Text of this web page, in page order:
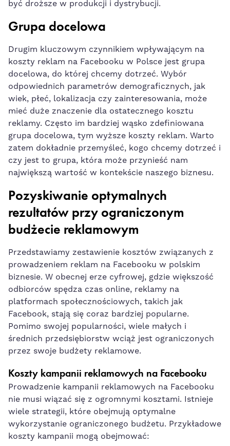
być droższe w produkcji i dystrybucji.
Grupa docelowa
Drugim kluczowym czynnikiem wpływającym na
koszty reklam na Facebooku w Polsce⁣ jest grupa
docelowa, do której chcemy dotrzeć. Wybór
odpowiednich parametrów demograficznych, jak
wiek, płeć, lokalizacja czy ⁢zainteresowania, może
mieć duże znaczenie dla ostatecznego kosztu
reklamy. Często im bardziej wąsko zdefiniowana
grupa docelowa, tym wyższe koszty reklam. Warto
zatem dokładnie przemyśleć, kogo chcemy dotrzeć i
czy jest to grupa, która może przynieść⁣ nam
największą wartość w kontekście naszego biznesu.
Pozyskiwanie optymalnych ​
rezultatów przy ograniczonym
budżecie reklamowym
Przedstawiamy zestawienie kosztów związanych z
prowadzeniem reklam na Facebooku w polskim
biznesie. W obecnej erze cyfrowej, gdzie większość
odbiorców spędza czas online, reklamy na
platformach społecznościowych, takich jak
Facebook, stają się coraz ⁣bardziej popularne.
Pomimo swojej popularności, wiele małych i
średnich ‌przedsiębiorstw wciąż‌ jest ograniczonych
przez swoje budżety reklamowe.
Koszty kampanii reklamowych na Facebooku
Prowadzenie kampanii ⁣reklamowych ‌na Facebooku
nie musi wiązać się z ogromnymi kosztami. Istnieje
wiele‍ strategii, które obejmują optymalne
wykorzystanie ograniczonego budżetu. Przykładowe
koszty kampanii mogą obejmować: